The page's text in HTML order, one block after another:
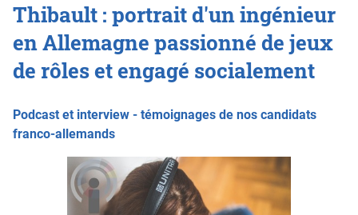
Thibault : portrait d'un ingénieur
en Allemagne passionné de jeux
de rôles et engagé socialement
Podcast et interview - témoignages de nos candidats
franco-allemands